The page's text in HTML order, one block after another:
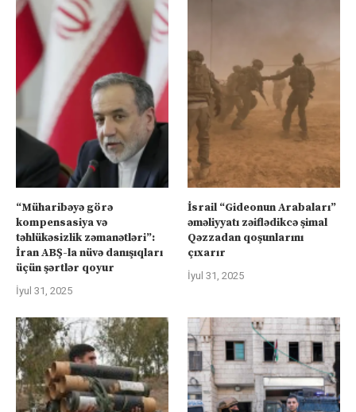
“Müharibəyə görə
kompensasiya və
təhlükəsizlik zəmanətləri”:
İran ABŞ-la nüvə danışıqları
üçün şərtlər qoyur
İyul 31, 2025
İsrail “Gideonun Arabaları”
əməliyyatı zəiflədikcə şimal
Qəzzadan qoşunlarını
çıxarır
İyul 31, 2025